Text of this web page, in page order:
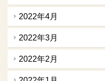
2022年4月
2022年3月
2022年2月